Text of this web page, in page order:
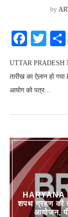
by
UTTAR PRADESH
तारीख का ऐलान हो गया
आयोग को पत्र…
HARYANA
शपथ ग्रहण की
आयोजन,